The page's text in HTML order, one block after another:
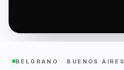
BELGRANO · BUENOS AIRES